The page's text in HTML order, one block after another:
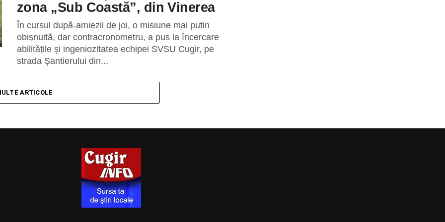
zona „Sub Coastă”, din Vinerea
În cursul după-amiezii de joi, o misiune mai puțin
obișnuită, dar contracronometru, a pus la încercare
abilitățile și ingeniozitatea echipei SVSU Cugir, pe
strada Șantierului din...
ARTICOLE